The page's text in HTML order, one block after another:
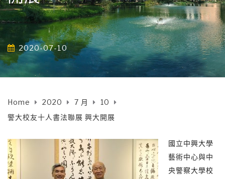
2020-07-10
Home 2020 7 月
10
警大校友十人書法聯展 興大開展
國立中興大學
藝術中心與中
央警察大學校